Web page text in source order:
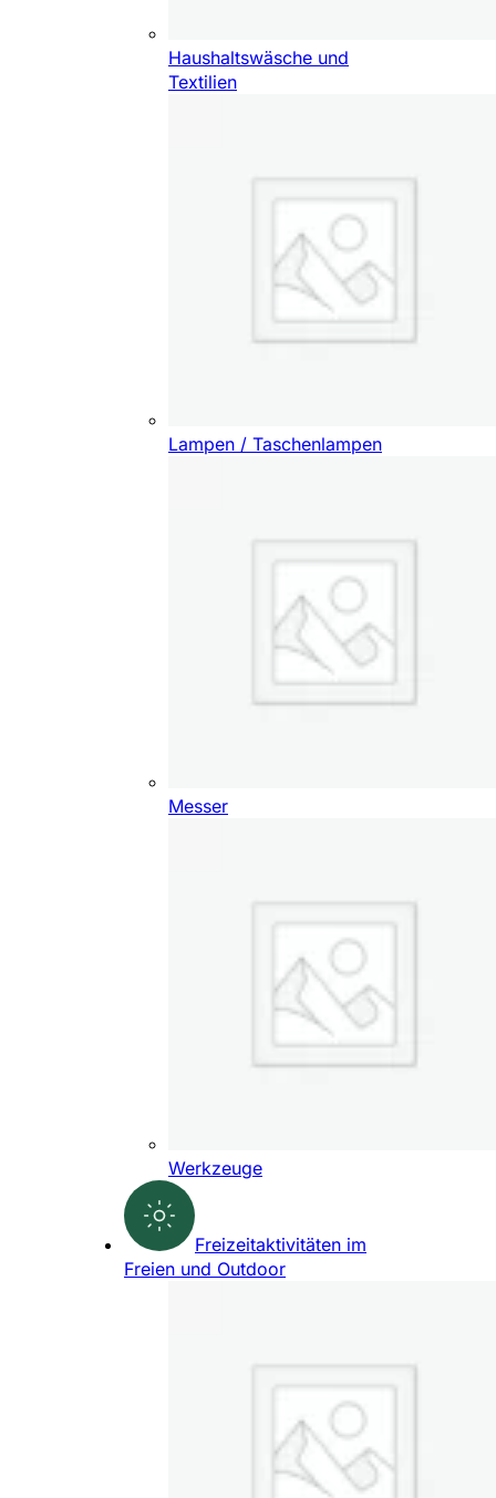
Haushaltswäsche und
Textilien
Lampen / Taschenlampen
Messer
Werkzeuge
Freizeitaktivitäten im
Freien und Outdoor